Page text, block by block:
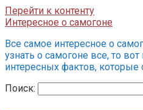
Перейти к контенту
Интересное о самогоне
Все самое интересное о
узнать о самогоне все, то
интересных фактов, которые
Поиск: